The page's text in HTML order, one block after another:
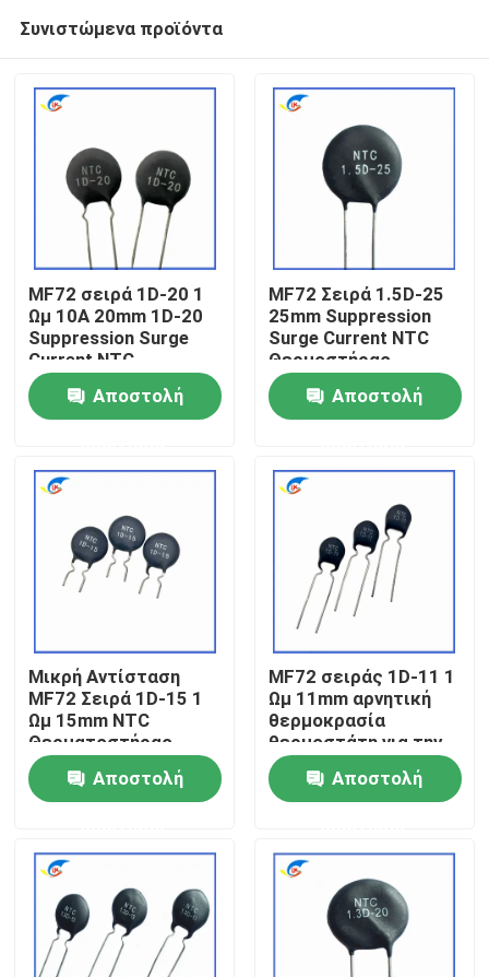
Σπίτι
Προϊόντα
βίντεο
Σχετικά με εμάς
Έλεγχος ποιότητας
Επικοινωνήστε μαζί μας
Υποθέσεις
PTC θερμική αντίσταση
Συνιστώμενα προϊόντα
MF72 σειρά 1D-20 1
Ωμ 10A 20mm 1D-20
Suppression Surge
Current NTC
Θερμοστήρας
κατάλληλος για
παροχή ενέργειας
Αποστολή
MF72 Σειρά 1.5D-25
25mm Suppression
Surge Current NTC
Θερμοστήρας
κατάλληλος για την
εναλλαγή
τροφοδοσίας
Αποστολή
Μικρή Αντίσταση
MF72 Σειρά 1D-15 1
Ωμ 15mm NTC
Θερματοστήρας
Κατάλληλος για την
Εναλλαγή Δυναμικού
Αναπροσαρμοστή
Αποστολή
MF72 σειράς 1D-11 1
Ωμ 11mm αρνητική
θερμοκρασία
θερμοστάτη για την
εναλλαγή
τροφοδοτήσεων
Αποστολή